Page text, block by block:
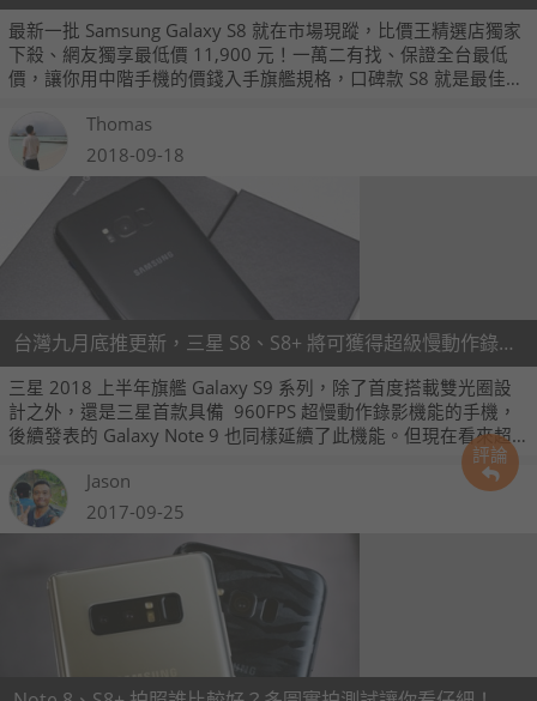
評論
最新一批 Samsung Galaxy S8 就在市場現蹤，比價王精選店獨家
下殺、網友獨享最低價 11,900 元！一萬二有找、保證全台最低
價，讓你用中階手機的價錢入手旗艦規格，口碑款 S8 就是最佳選
Thomas
2018-09-18
台灣九月底推更新，三星 S8、S8+ 將可獲得超級慢動作錄影、AR 貼圖機能
三星 2018 上半年旗艦 Galaxy S9 系列，除了首度搭載雙光圈設
計之外，還是三星首款具備 960FPS 超慢動作錄影機能的手機，
後續發表的 Galaxy Note 9 也同樣延續了此機能。但現在看來超
慢動作錄影並非 Galaxy S9 系列和 Note 9 才可擁有，三星 2017
上半年旗艦 Galaxy S8 系列也可藉由系統更新獲得超慢動作錄影
機能。
Jason
2017-09-25